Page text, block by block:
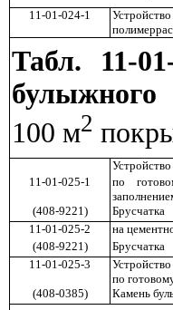
11-01-024-1
Табл. 11-
булыжного
100 м2
11-01-025-1
по
(408-9221) Брусчатка
11-01-025-2 на
(408-9221) Брусчатка
11-01-025-3
по
(408-0385) Камень